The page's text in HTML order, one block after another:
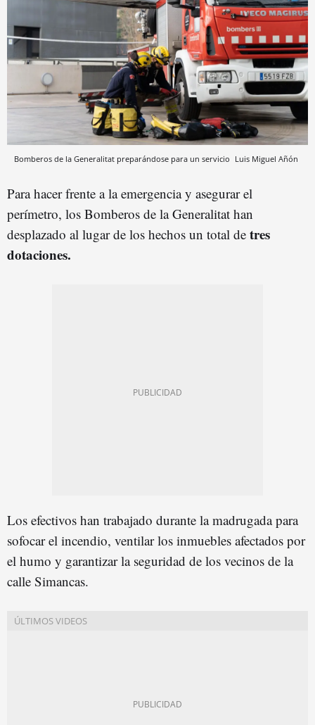
Bomberos de la Generalitat preparándose para un servicio Luis Miguel Añón
Para hacer frente a la emergencia y asegurar el
perímetro, los Bomberos de la Generalitat han
desplazado al lugar de los hechos un total de tres
dotaciones.
Los efectivos han trabajado durante la madrugada para
sofocar el incendio, ventilar los inmuebles afectados por
el humo y garantizar la seguridad de los vecinos de la
calle Simancas.